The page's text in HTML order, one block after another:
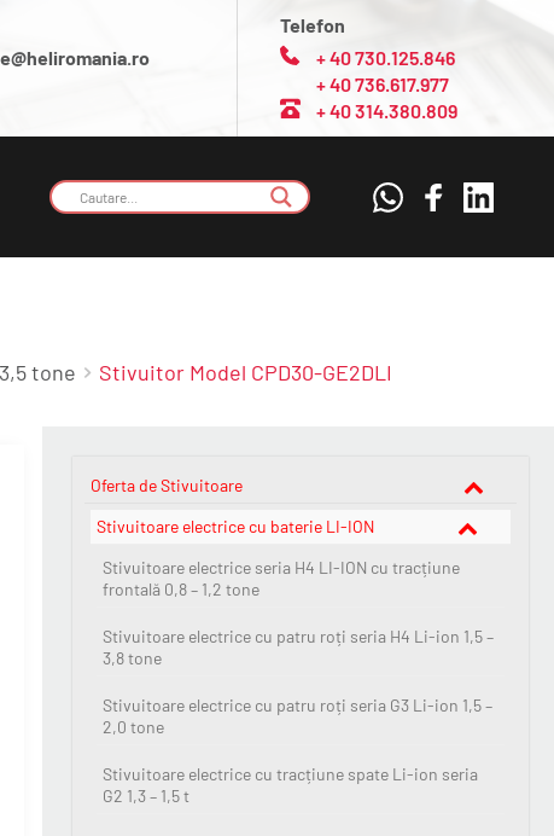
Telefon
+ 40 730.125.846
+ 40 736.617.977
+ 40 314.380.809
tone Stivuitor Model CPD30-GE2DLI
Oferta de Stivuitoare
Stivuitoare electrice cu baterie LI-ION
Stivuitoare electrice seria H4 LI-ION cu tracțiune
frontală 0,8 – 1,2 tone
Stivuitoare electrice cu patru roți seria H4 Li-ion 1,5 –
3,8 tone
Stivuitoare electrice cu patru roți seria G3 Li-ion 1,5 –
2,0 tone
Stivuitoare electrice cu tracțiune spate Li-ion seria
G2 1,3 – 1,5 t